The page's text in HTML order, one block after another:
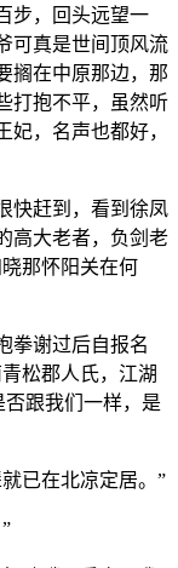
步，回头远望一
可真是世间顶风流
搁在中原那边，那
打抱不平，虽然听
，名声也都好，
快赶到，看到徐凤
高大老者，负剑老
那怀阳关在何
拳谢过后自报名
松郡人氏，江湖
否跟我们一样，是
已在北凉定居。”